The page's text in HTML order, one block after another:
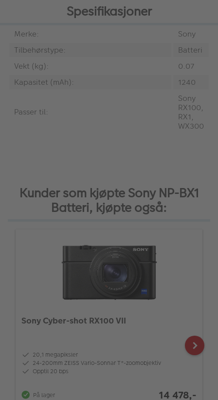
Spesifikasjoner
Merke:
Sony
Tilbehørstype:
Batteri
Vekt (kg):
0.07
Kapasitet (mAh):
1240
Passer til:
Sony
RX100,
RX1,
WX300
Kunder som kjøpte Sony NP-BX1
Batteri, kjøpte også:
Sony Cyber-shot RX100 VII
20,1 megapiksler
24-200mm ZEISS Vario-Sonnar T*-zoomobjektiv
Opptil 20 bps
På lager 14 478,-